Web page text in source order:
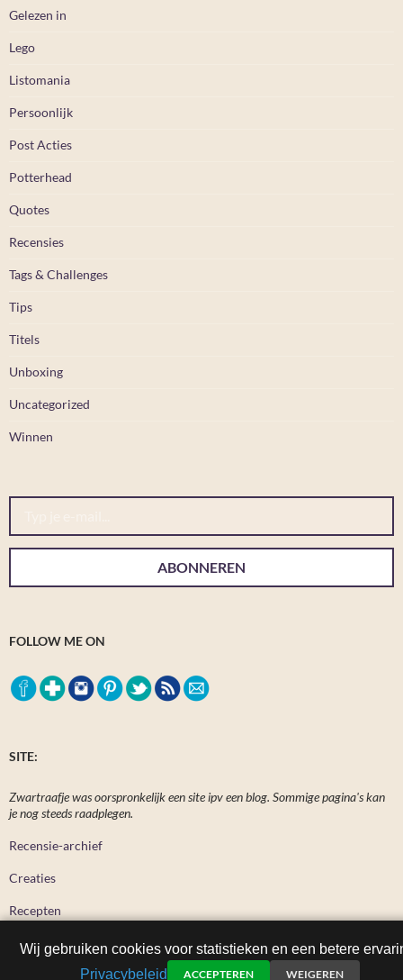
Gelezen in
Lego
Listomania
Persoonlijk
Post Acties
Potterhead
Quotes
Recensies
Tags & Challenges
Tips
Titels
Unboxing
Uncategorized
Winnen
Typ je e-mail...
ABONNEREN
FOLLOW ME ON
SITE:
Zwartraafje was oorspronkelijk een site ipv een blog. Sommige pagina's kan
je nog steeds raadplegen.
Recensie-archief
Creaties
Recepten
Wij gebruiken cookies voor statistieken en een betere
Privacybeleid
ACCEPTEREN WEIGEREN